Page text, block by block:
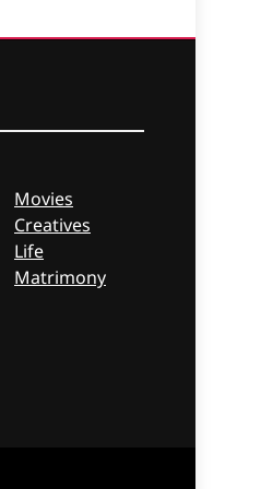
Movies
Creatives
Life
Matrimony